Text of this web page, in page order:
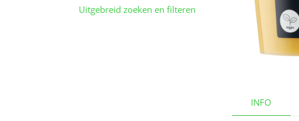
INFO
Uitgebreid zoeken en filteren